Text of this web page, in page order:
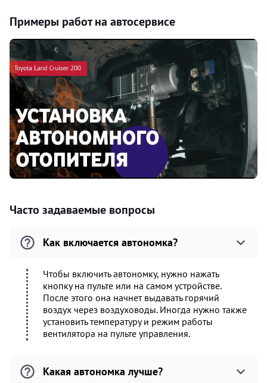
Примеры работ на автосервисе
Часто задаваемые вопросы
Как включается автономка?
Чтобы включить автономку, нужно нажать
кнопку на пульте или на самом устройстве.
После этого она начнет выдавать горячий
воздух через воздуховоды. Иногда нужно также
установить температуру и режим работы
вентилятора на пульте управления.
Какая автономка лучше?